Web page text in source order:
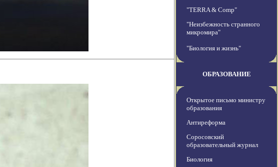
"TERRA & Comp"
"Неизбежность странного
микромира"
"Биология и жизнь"
ОБРАЗОВАНИЕ
Открытое письмо министру
образования
Антиреформа
Соросовский
образовательный журнал
Биология